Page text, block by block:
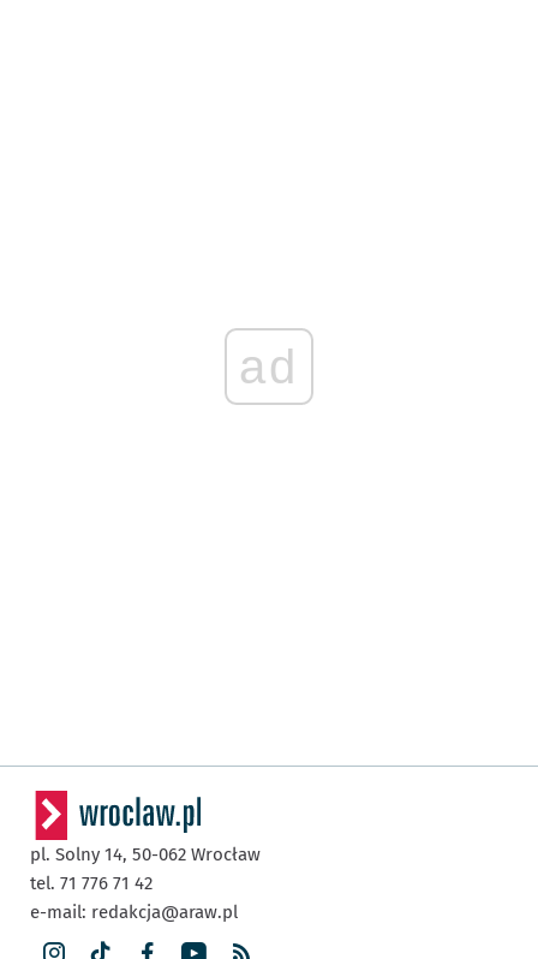
ad
pl. Solny 14, 50-062 Wrocław
tel. 71 776 71 42
e-mail: redakcja@araw.pl